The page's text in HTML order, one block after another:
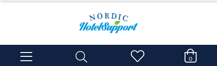
0